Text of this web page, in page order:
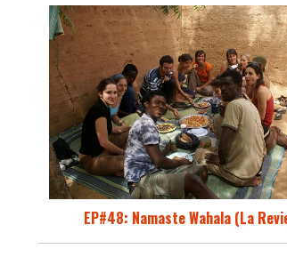
EP#48: Namaste Wahala (La